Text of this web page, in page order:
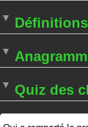
Quiz des